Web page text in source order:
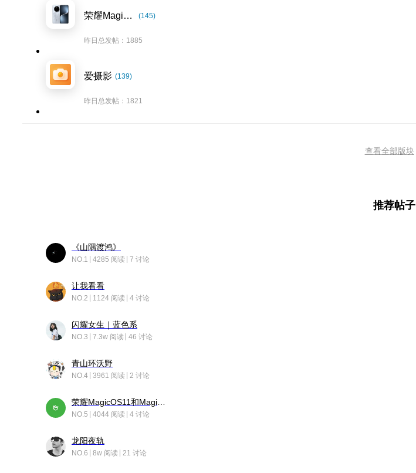
荣耀Magic7系列 (145)
昨日总发帖：1885
爱摄影 (139)
昨日总发帖：1821
查看全部版块
推荐帖子
《山隅渡鸿》
NO.1 4285 阅读 7 讨论
让我看看
NO.2 1124 阅读 4 讨论
闪耀女生｜蓝色系
NO.3 7.3w 阅读 46 讨论
青山环沃野
NO.4 3961 阅读 2 讨论
NO.5 4044 阅读 4 讨论
龙阳夜轨
NO.6 8w 阅读 21 讨论